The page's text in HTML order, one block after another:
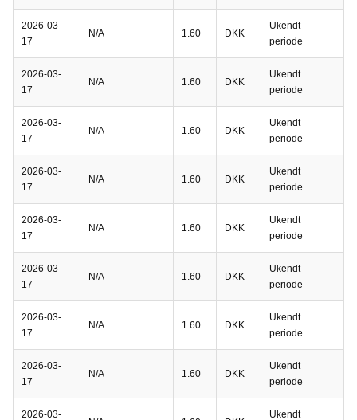
2026-03-
17
N/A 1.60 DKK
Ukendt
periode
2026-03-
17
N/A 1.60 DKK
Ukendt
periode
2026-03-
17
N/A 1.60 DKK
Ukendt
periode
2026-03-
17
N/A 1.60 DKK
Ukendt
periode
2026-03-
17
N/A 1.60 DKK
Ukendt
periode
2026-03-
17
N/A 1.60 DKK
Ukendt
periode
2026-03-
17
N/A 1.60 DKK
Ukendt
periode
2026-03-
17
N/A 1.60 DKK
Ukendt
periode
2026-03-
Ukendt